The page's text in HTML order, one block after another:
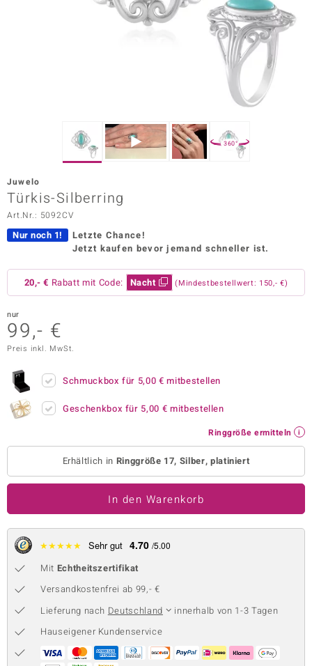
Vogue
Paraíso
Collection
BY DE MELO
Collection
360°
Juwelo
Türkis-Silberring
Art.Nr.: 5092CV
Nur noch 1!
Letzte Chance!
Jetzt kaufen bevor jemand schneller ist.
20,- € Rabatt mit Code: Nacht (Mindestbestellwert: 150,- €)
nur
99,- €
Preis inkl. MwSt.
Schmuckbox für 5,00 € mitbestellen
Geschenkbox für 5,00 € mitbestellen
Ringgröße ermitteln
Erhältlich in Ringgröße 17, Silber, platiniert
In den Warenkorb
★★★★★ Sehr gut 4.70 /5.00
Mit Echtheitszertifikat
Versandkostenfrei ab 99,- €
Lieferung nach Deutschland
innerhalb von 1-3 Tagen
Hauseigener Kundenservice